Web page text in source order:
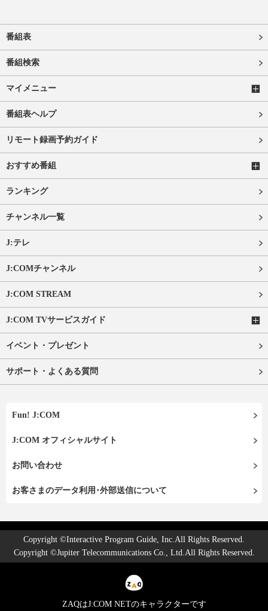
番組表
番組検索
マイメニュー
番組表ヘルプ
リモート録画予約ガイド
おすすめ番組
ランキング
チャンネル一覧
J:テレ
J:COMチャンネル
J:COM STREAM
J:COM TVサービスガイド
イベント・プレゼント
サポート・よくある質問
Fun! J:COM
J:COM オフィシャルサイト
お問い合わせ
お客さまのデータ利用･外部送信について
Copyright ©Interactive Program Guide, Inc.All Rights Reserved.
Copyright ©Jupiter Telecommunications Co., Ltd.All Rights Reserved.
ZAQはJ:COM NETのキャラクターです